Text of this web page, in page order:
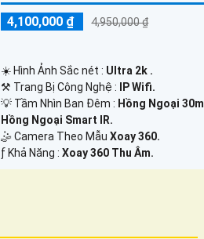
4,100,000 ₫ 4,950,000 ₫
☀️ Hình Ảnh Sắc nét : Ultra 2k .
⚒ Trang Bị Công Nghệ :
IP Wifi.
💡 Tầm Nhìn Ban Đêm : Hồng Ngoại 30m
Hồng Ngoại Smart IR.
🤹 Camera Theo MẫuXoay 360.
️ƒ Khả Năng :Xoay 360 Thu Âm.